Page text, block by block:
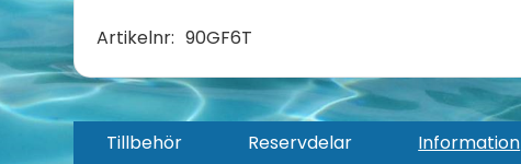
Artikelnr: 90GF6T
Tillbehör Reservdelar Information